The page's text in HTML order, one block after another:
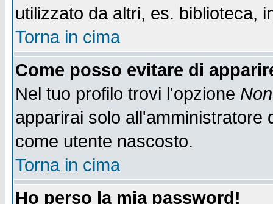
utilizzato da altri, es.
Torna in cima
Come posso evitare di
Nel tuo profilo trovi l'opzione
apparirai solo all'amministratore
come utente nascosto.
Torna in cima
Ho perso la mia password!